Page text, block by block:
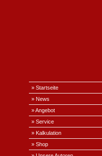
» Startseite
» News
» Angebot
» Service
» Kalkulation
» Shop